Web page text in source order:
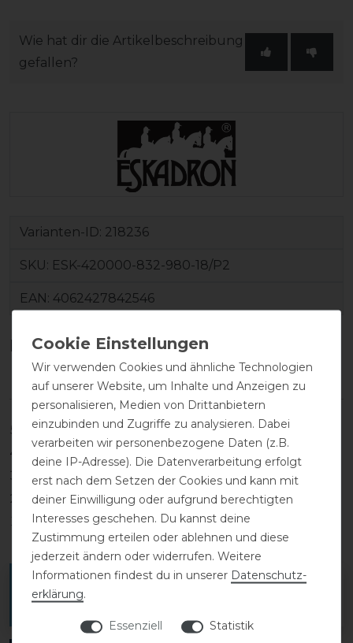
Wie hat dir die Artikelbeschreibung
gefallen?
Varianten-ID: 218236
SKU: ESK-420000-832-980-18/P2
EAN: 4062427842546
Kundenrezensionen (0)
5
0
4
3
0
2
0
1
0
Melde dich an, um eine Kundenrezension zu
verfassen.
Wir verwenden Cookies und ähnliche Technologien
auf unserer Website, um Inhalte und Anzeigen zu
personalisieren, Medien von Drittanbietern
einzubinden und Zugriffe zu analysieren. Dabei
verarbeiten wir personenbezogene Daten (z.B.
deine IP-Adresse). Die Datenverarbeitung erfolgt
erst nach dem Setzen der Cookies und kann mit
deiner Einwilligung oder aufgrund berechtigten
Interesses geschehen. Du kannst deine
Zustimmung erteilen oder ablehnen und diese
jederzeit ändern oder widerrufen. Weitere
Informationen findest du in unserer Daten­schutz­
erklärung.
Essenziell Statistik